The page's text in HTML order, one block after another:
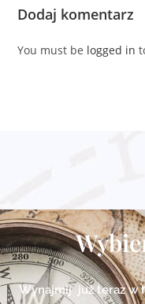
Dodaj komentarz
You must be logged in
Wynajmij już teraz w